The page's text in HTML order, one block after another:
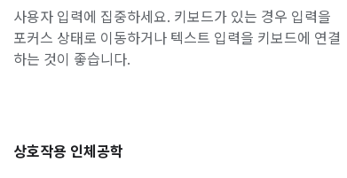
사용자 입력에 집중하세요. 키보드가 있는 경우 입력을
포커스 상태로 이동하거나 텍스트 입력을 키보드에 연결
하는 것이 좋습니다.
상호작용 인체공학